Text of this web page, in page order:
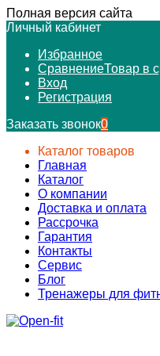
Полная версия сайта
Личный кабинет
Избранное
СравнениеТовар в
Вход
Регистрация
Заказать звонок0
Каталог товаров
Главная
Каталог
О компании
Доставка и оплата
Рассрочка
Гарантия
Контакты
Сервис
Блог
Тренажеры для